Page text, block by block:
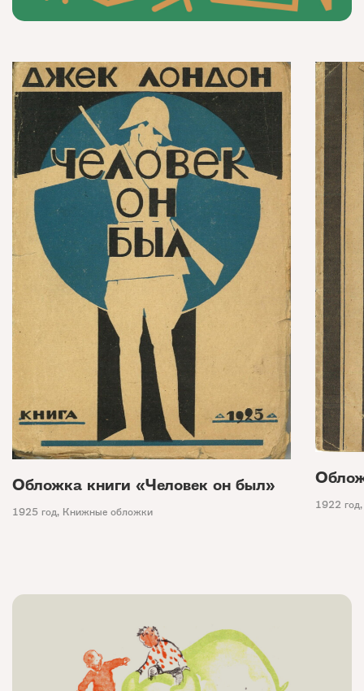
Обложка книги «Человек он был»
1925 год, Книжные обложки
1922 год